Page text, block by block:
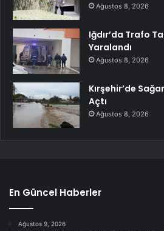
Ağustos 8, 2026
Iğdır’da Trafo
Yaralandı
Ağustos 8, 2026
Kırşehir’de
Açtı
Ağustos 8, 2026
En Güncel Haberler
Ağustos 9, 2026